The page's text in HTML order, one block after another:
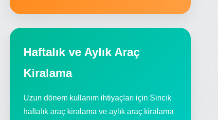
Haftalık ve Aylık Araç
Kiralama
Uzun dönem kullanım ihtiyaçları için Sincik
haftalık araç kiralama ve aylık araç kiralama